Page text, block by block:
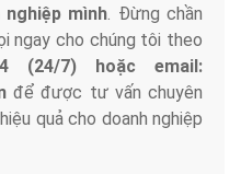
mình. Đừng chần
ngay cho chúng tôi theo
(24/7) hoặc email:
để được tư vấn chuyên
quả cho doanh nghiệp